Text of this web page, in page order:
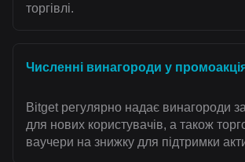
торгівлі.
Численні винагороди у
Bitget регулярно надає винагороди
для нових користувачів, а також
ваучери на знижку для підтримки